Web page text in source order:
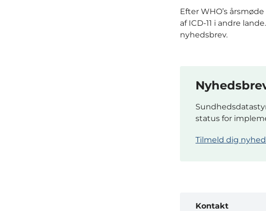
Efter WHO’s
af ICD-11 i andre
nyhedsbrev.
status for
Tilmeld dig
Kontakt